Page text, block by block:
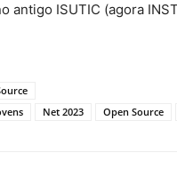
antigo ISUTIC (agora
Net 2023 Open Source